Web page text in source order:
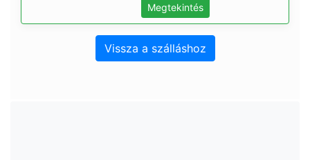
Megtekintés
Vissza a szálláshoz